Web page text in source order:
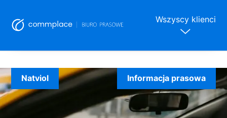
to
content
Wszyscy klienci
Natviol Informacja prasowa